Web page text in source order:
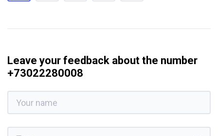
Leave your feedback about the number
+73022280008